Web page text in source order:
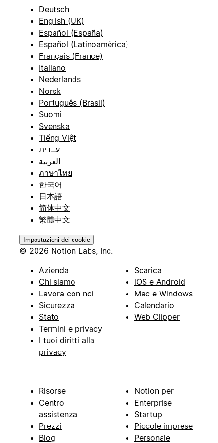
Deutsch
English (UK)
Español (España)
Español (Latinoamérica)
Français (France)
Italiano
Nederlands
Norsk
Português (Brasil)
Suomi
Svenska
Tiếng Việt
עברית
العربية
ภาษาไทย
한국어
日本語
简体中文
繁體中文
Impostazioni dei cookie
© 2026 Notion Labs, Inc.
Azienda
Chi siamo
Lavora con noi
Sicurezza
Stato
Termini e privacy
I tuoi diritti alla
privacy
Scarica
iOS e Android
Mac e Windows
Calendario
Web Clipper
Risorse
Centro
assistenza
Prezzi
Blog
Notion per
Enterprise
Startup
Piccole imprese
Personale